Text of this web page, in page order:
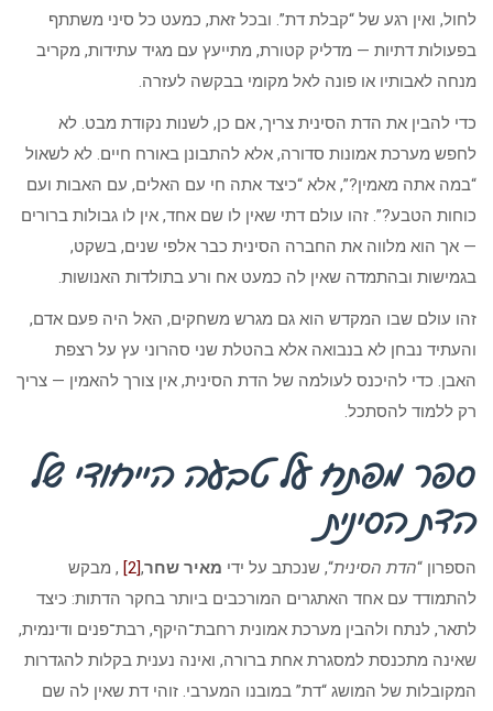
לחול, ואין רגע של “קבלת דת”. ובכל זאת, כמעט כל סיני משתתף
בפעולות דתיות — מדליק קטורת, מתייעץ עם מגיד עתידות, מקריב
מנחה לאבותיו או פונה לאל מקומי בבקשה לעזרה.
כדי להבין את הדת הסינית צריך, אם כן, לשנות נקודת מבט. לא
לחפש מערכת אמונות סדורה, אלא להתבונן באורח חיים. לא לשאול
“במה אתה מאמין?”, אלא “כיצד אתה חי עם האלים, עם האבות ועם
כוחות הטבע?”. זהו עולם דתי שאין לו שם אחד, אין לו גבולות ברורים
— אך הוא מלווה את החברה הסינית כבר אלפי שנים, בשקט,
בגמישות ובהתמדה שאין לה כמעט אח ורע בתולדות האנושות.
זהו עולם שבו המקדש הוא גם מגרש משחקים, האל היה פעם אדם,
והעתיד נבחן לא בנבואה אלא בהטלת שני סהרוני עץ על רצפת
האבן. כדי להיכנס לעולמה של הדת הסינית, אין צורך להאמין — צריך
רק ללמוד להסתכל.
ספר מפתח על טבעה הייחודי של
הדת הסינית
הספרון “הדת הסינית“, שנכתב על ידי מאיר שחר,
[2]
, מבקש
להתמודד עם אחד האתגרים המורכבים ביותר בחקר הדתות: כיצד
לתאר, לנתח ולהבין מערכת אמונית רחבת־היקף, רבת־פנים ודינמית,
שאינה מתכנסת למסגרת אחת ברורה, ואינה נענית בקלות להגדרות
המקובלות של המושג “דת” במובנו המערבי. זוהי דת שאין לה שם